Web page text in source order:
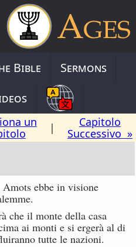
Bible
Sermons
un
|
Capitolo
Successivo »
ebbe in visione
che il monte della casa
ai monti e si ergerà al di
tutte le nazioni.